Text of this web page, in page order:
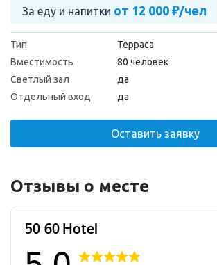
За еду и напитки от 12 000 ₽/чел
Тип
Терраса
Вместимость
80 человек
Светлый зал
да
Отдельный вход
да
Оставить заявку
Отзывы о месте